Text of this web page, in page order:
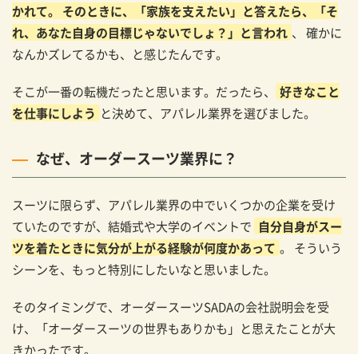
アパレル業界を目指す方へのメッセージ
オーダースーツSADAで働く、販売員のインタビ
ュー特集
かれて。 そのときに、「家族を支えたい」と答えたら、「そ
れ、あなた自身の目標じゃないでしょ？」と言われ 、 確かに
なんかズレてるかも、と感じたんです。
そこが一番の転機だったと思います。だったら、
好きなこと
を仕事にしよう と決めて、アパレル業界を選びました。
なぜ、オーダースーツ業界に？
スーツに限らず、アパレル業界の中でいくつかの企業を受け
ていたのですが、結婚式や大学のイベントで 自分自身がスー
ツを着たときに気分が上がる経験が何度かあって 。 そういう
シーンを、もっと特別にしたいなと思いました。
そのタイミングで、オーダースーツSADAの会社説明会を受
け、「オーダースーツの世界もありかも」と思えたことが大
きかったです。